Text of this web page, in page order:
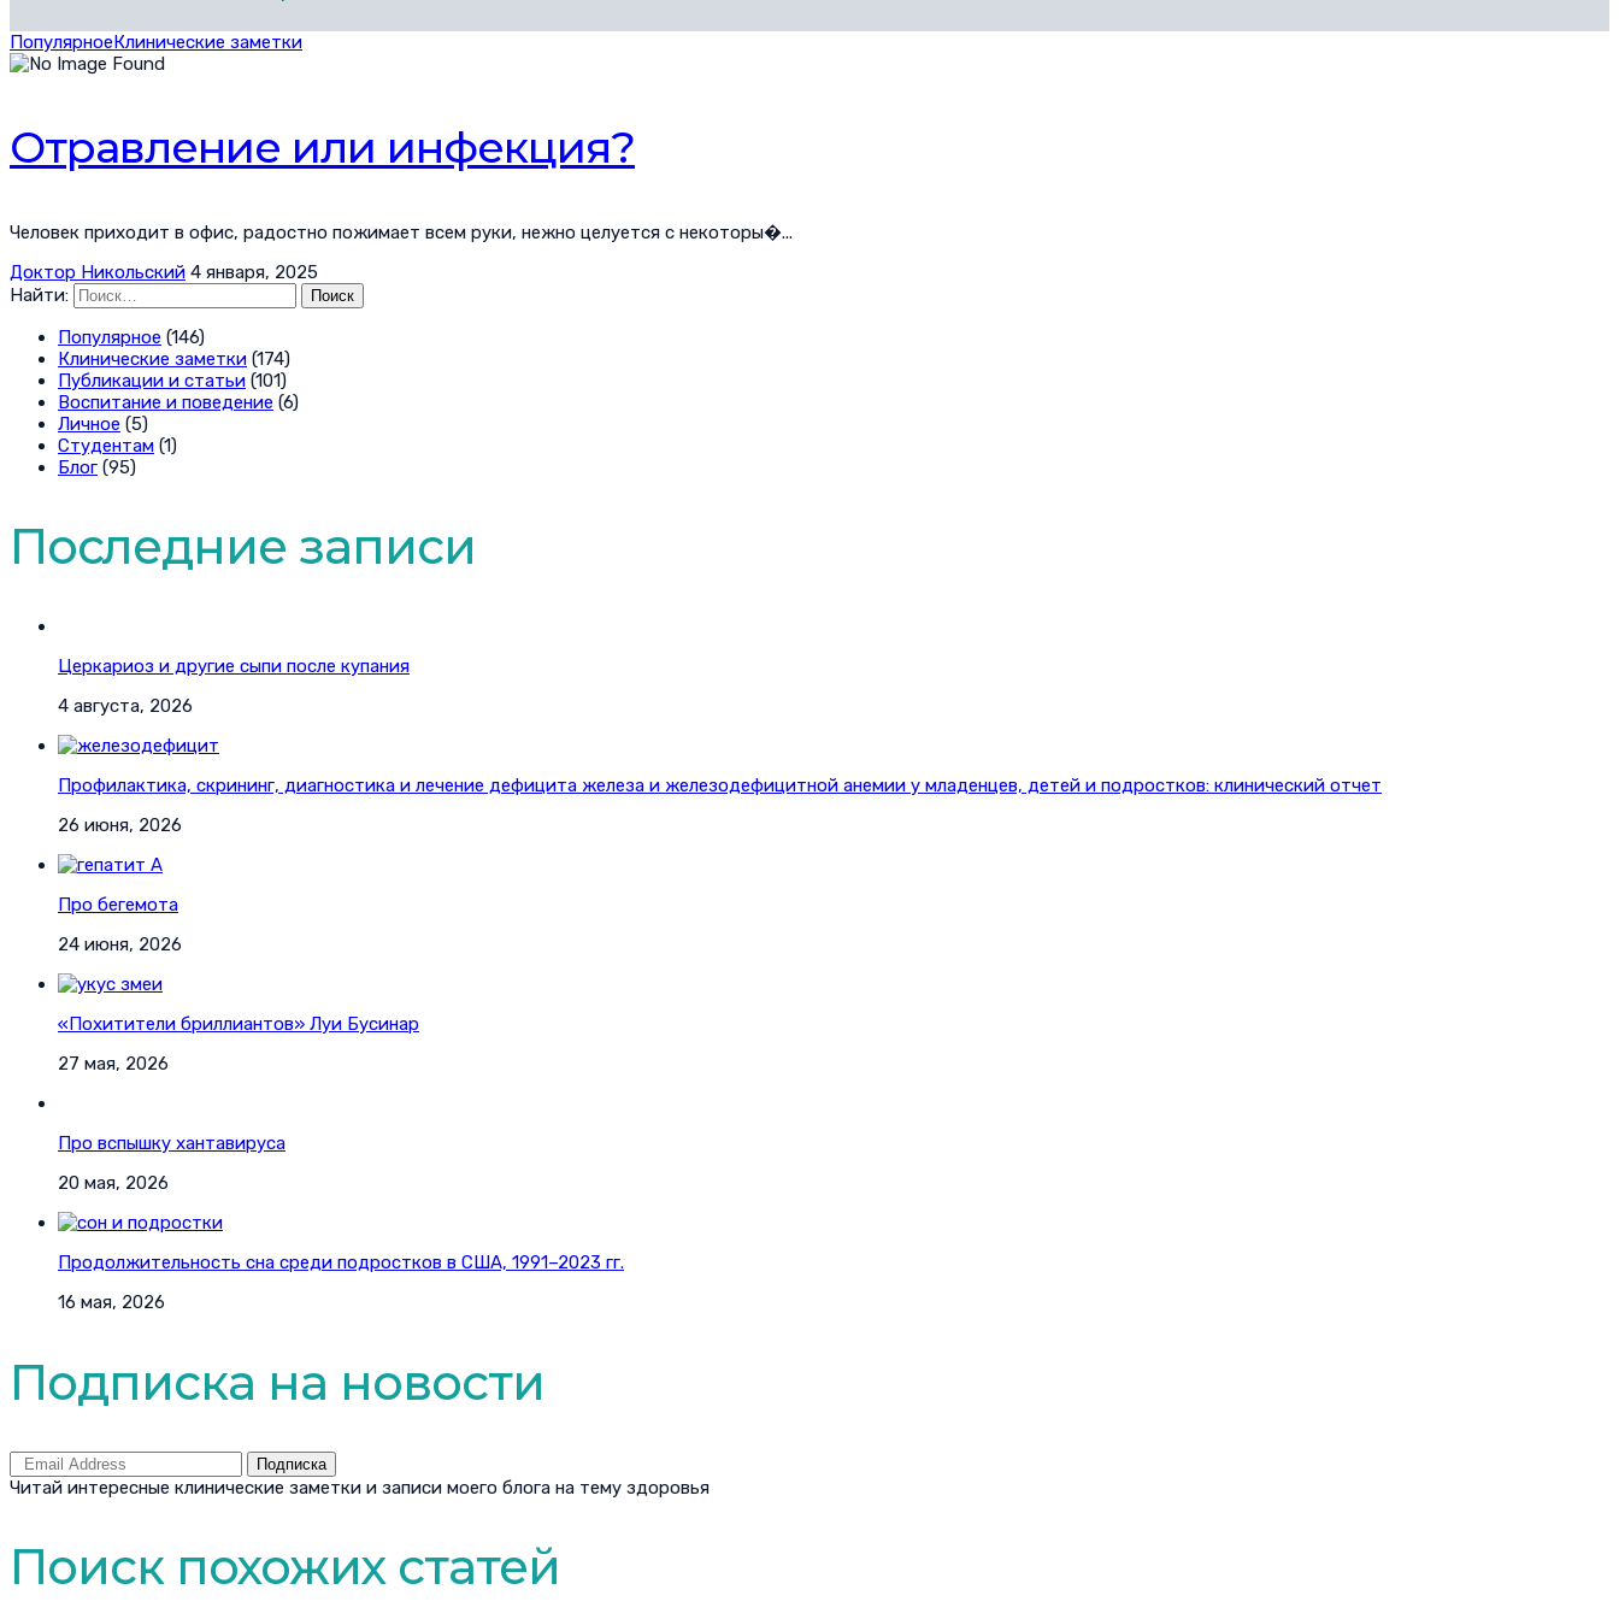
ПопулярноеКлинические заметки
Отравление или инфекция?
Человек приходит в офис, радостно пожимает всем руки, нежно целуется с некоторы�...
Доктор Никольский 4 января, 2025
Найти:
Популярное (146)
Клинические заметки (174)
Публикации и статьи (101)
Воспитание и поведение (6)
Личное (5)
Студентам (1)
Блог (95)
Последние записи
Церкариоз и другие сыпи после купания
4 августа, 2026
Профилактика, скрининг, диагностика и лечение дефицита железа и железодефицитной анемии у младенцев, детей и подростков: клинический отчет
26 июня, 2026
Про бегемота
24 июня, 2026
«Похитители бриллиантов» Луи Бусинар
27 мая, 2026
Про вспышку хантавируса
20 мая, 2026
Продолжительность сна среди подростков в США, 1991–2023 гг.
16 мая, 2026
Подписка на новости
Подписка
Читай интересные клинические заметки и записи моего блога на тему здоровья
Поиск похожих статей